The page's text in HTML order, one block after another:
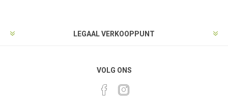
LEGAAL VERKOOPPUNT
VOLG ONS